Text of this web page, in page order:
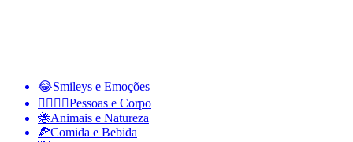
😂Smileys e Emoções
👩‍❤️‍💋‍👨Pessoas e Corpo
🐝Animais e Natureza
🍕Comida e Bebida